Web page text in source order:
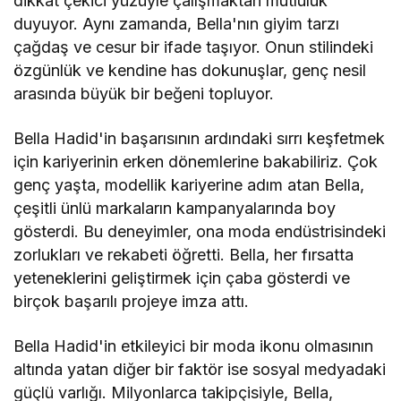
duyuyor. Aynı zamanda, Bella'nın giyim tarzı
çağdaş ve cesur bir ifade taşıyor. Onun stilindeki
özgünlük ve kendine has dokunuşlar, genç nesil
arasında büyük bir beğeni topluyor.
Bella Hadid'in başarısının ardındaki sırrı keşfetmek
için kariyerinin erken dönemlerine bakabiliriz. Çok
genç yaşta, modellik kariyerine adım atan Bella,
çeşitli ünlü markaların kampanyalarında boy
gösterdi. Bu deneyimler, ona moda endüstrisindeki
zorlukları ve rekabeti öğretti. Bella, her fırsatta
yeteneklerini geliştirmek için çaba gösterdi ve
birçok başarılı projeye imza attı.
Bella Hadid'in etkileyici bir moda ikonu olmasının
altında yatan diğer bir faktör ise sosyal medyadaki
güçlü varlığı. Milyonlarca takipçisiyle, Bella,